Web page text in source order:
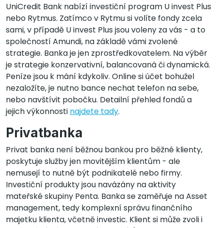
UniCredit Bank nabízí investiční program U invest Plus
nebo Rytmus. Zatímco v Rytmu si volíte fondy zcela
sami, v případě U invest Plus jsou voleny za vás - a to
společností Amundi, na základě vámi zvolené
strategie. Banka je jen zprostředkovatelem. Na výběr
je strategie konzervativní, balancovaná či dynamická.
Peníze jsou k mání kdykoliv. Online si účet bohužel
nezaložíte, je nutno bance nechat telefon na sebe,
nebo navštívit pobočku. Detailní přehled fondů a
jejich výkonnosti najdete tady.
Privatbanka
Privat banka není běžnou bankou pro běžné klienty,
poskytuje služby jen movitějším klientům - ale
nemusejí to nutně být podnikatelé nebo firmy.
Investiční produkty jsou navázány na aktivity
mateřské skupiny Penta. Banka se zaměřuje na Asset
management, tedy komplexní správu finančního
majetku klienta, včetně investic. Klient si může zvoli i